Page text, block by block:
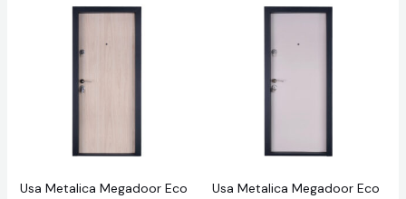
Usa Metalica Megadoor Eco
Usa Metalica Megadoor Eco